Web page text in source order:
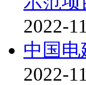
2022-
中国
2022-